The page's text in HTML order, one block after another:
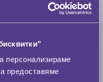
персонализираме
предоставяме